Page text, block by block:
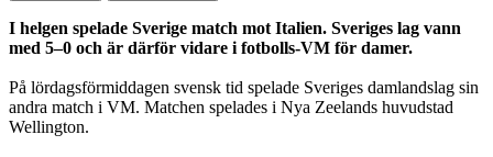
I helgen spelade Sverige match mot Italien. Sveriges lag vann
med 5–0 och är därför vidare i fotbolls-VM för damer.
På lördagsförmiddagen svensk tid spelade Sveriges damlandslag sin
andra match i VM. Matchen spelades i Nya Zeelands huvudstad
Wellington.